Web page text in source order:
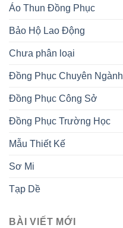
Áo Thun Đồng Phục
Bảo Hộ Lao Động
Chưa phân loại
Đồng Phục Chuyên Ngành
Đồng Phục Công Sở
Đồng Phục Trường Học
Mẫu Thiết Kế
Sơ Mi
Tạp Dề
BÀI VIẾT MỚI